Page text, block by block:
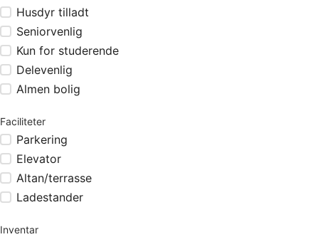
Husdyr tilladt
Seniorvenlig
Kun for studerende
Delevenlig
Almen bolig
Faciliteter
Parkering
Elevator
Altan/terrasse
Ladestander
Inventar